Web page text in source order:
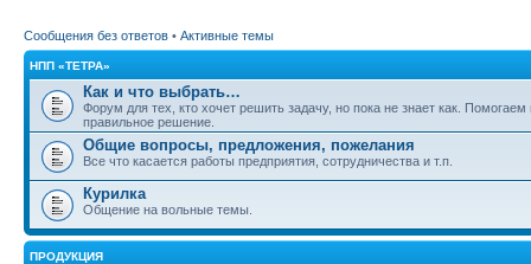
Сообщения без ответов • Активные темы
НПП «ТЕТРА»
Как и что выбрать…
Форум для тех, кто хочет решить задачу, но пока не знает как. Помогаем
правильное решение.
Общие вопросы, предложения, пожелания
Все что касается работы предприятия, сотрудничества и т.п.
Курилка
Общение на вольные темы.
ПРОДУКЦИЯ